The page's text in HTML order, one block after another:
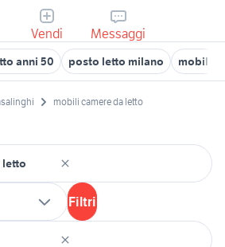
Vendi Messaggi
anni 50 posto letto milano mobili
mobili camere da letto
Filtri